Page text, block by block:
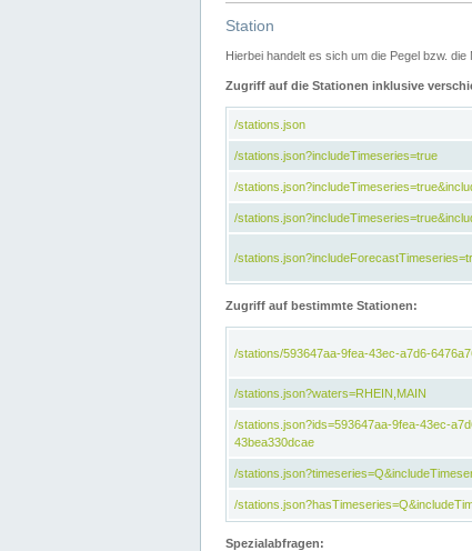
Station
Hierbei handelt es sich um die Pegel bzw.
Zugriff auf die Stationen inklusive
/stations.json
/stations.json?includeTimeseries=true
/
/
/
Zugriff auf bestimmte Stationen:
/stations/593647aa-9fea-43ec-a7d6-
/stations.json?waters=RHEIN,MAIN
/stations.json?ids=593647aa-9fea-43ec-
43bea330dcae
/
/
Spezialabfragen: